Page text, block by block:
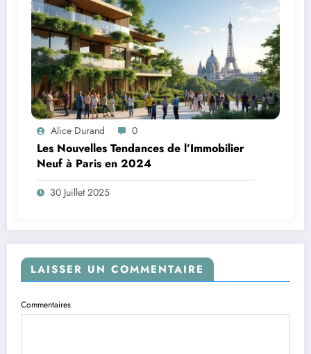
Alice Durand 0
Les Nouvelles Tendances de l’Immobilier
Neuf à Paris en 2024
30 Juillet 2025
LAISSER UN COMMENTAIRE
Commentaires